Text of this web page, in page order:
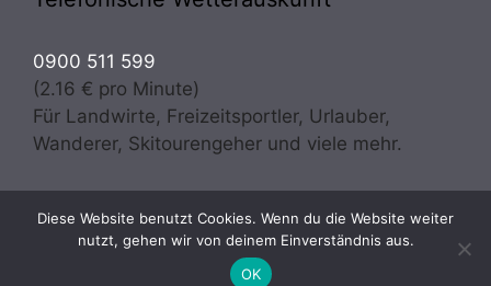
0900 511 599
(2.16 € pro Minute)
Für Landwirte, Freizeitsportler, Urlauber,
Wanderer, Skitourengeher und viele mehr.
Copyright © 2026 · Wetter Osttirol | meteo experts
Prugger & Troger OG - Alle Rechte vorbehalten
Diese Website benutzt Cookies. Wenn du die Website weiter
nutzt, gehen wir von deinem Einverständnis aus.
OK